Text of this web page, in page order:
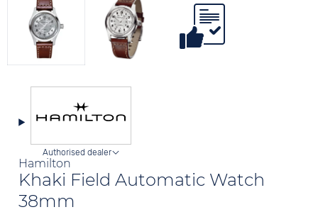
Hamilton
Khaki Field Automatic Watch
38mm
Authorised dealer